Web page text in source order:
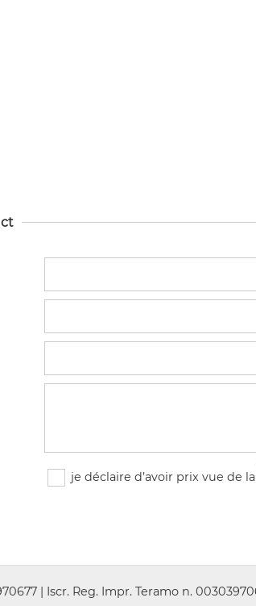
je déclaire d’avoir prix vue de
| Iscr. Reg. Impr. Teramo n.